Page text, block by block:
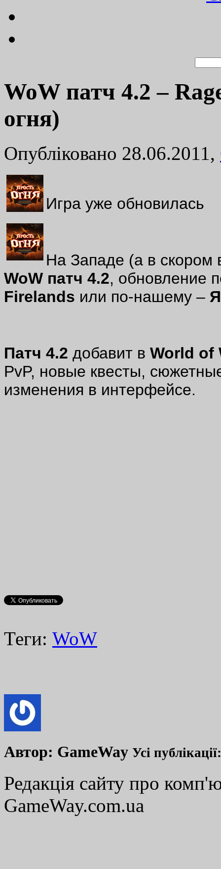
WoW патч 4.2 –
огня)
Опубліковано 28.06.2011,
Игра уже обновилась
На Западе (а в скором
WoW патч 4.2, обновление
Firelands или по-нашему –
Патч 4.2 добавит в World of
PvP, новые квесты,
изменения в интерфейсе.
Теги: WoW
Автор: GameWay Усі
Редакція сайту про
GameWay.com.ua